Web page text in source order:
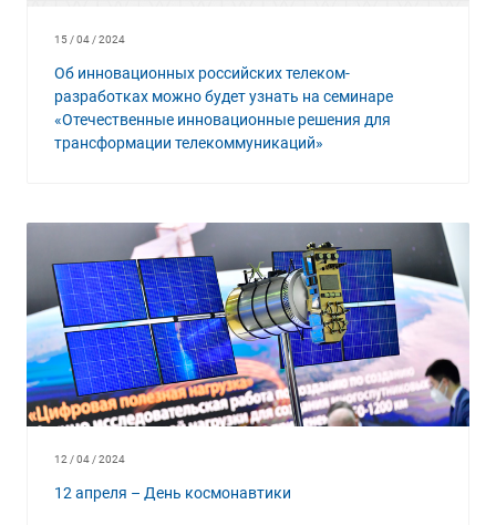
15 / 04 / 2024
Об инновационных российских телеком-
разработках можно будет узнать на семинаре
«Отечественные инновационные решения для
трансформации телекоммуникаций»
12 / 04 / 2024
12 апреля – День космонавтики